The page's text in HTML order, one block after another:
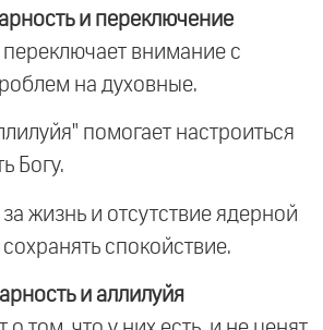
и переключение
переключает внимание с
на духовные.
помогает настроиться
Богу.
жизнь и отсутствие ядерной
спокойствие.
и аллилуйя